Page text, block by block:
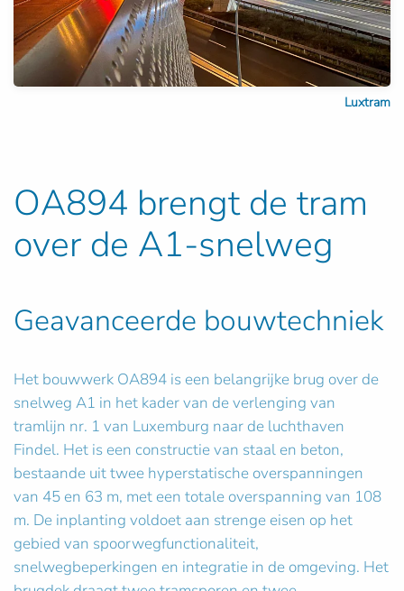
Luxtram
OA894 brengt de tram
over de A1-snelweg
Geavanceerde bouwtechniek
Het bouwwerk OA894 is een belangrijke brug over de
snelweg A1 in het kader van de verlenging van
tramlijn nr. 1 van Luxemburg naar de luchthaven
Findel. Het is een constructie van staal en beton,
bestaande uit twee hyperstatische overspanningen
van 45 en 63 m, met een totale overspanning van 108
m. De inplanting voldoet aan strenge eisen op het
gebied van spoorwegfunctionaliteit,
snelwegbeperkingen en integratie in de omgeving. Het